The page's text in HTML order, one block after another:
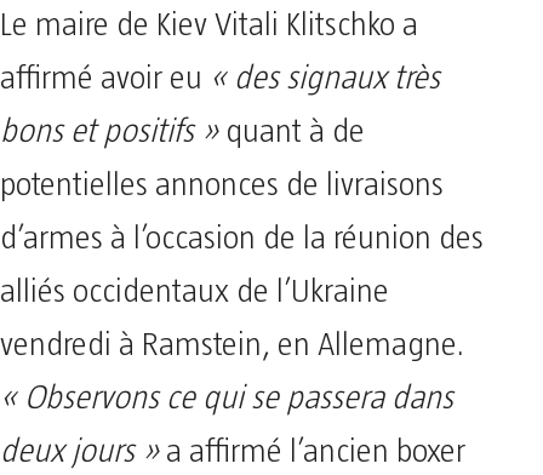
Le maire de Kiev Vitali Klitschko a
affirmé avoir eu « des signaux très
bons et positifs »quant à de
potentielles annonces de livraisons
d’armes à l’occasion de la réunion des
alliés occidentaux de l’Ukraine
vendredi à Ramstein, en Allemagne.
« Observons ce qui se passera dans
deux jours »a affirmé l’ancien boxer